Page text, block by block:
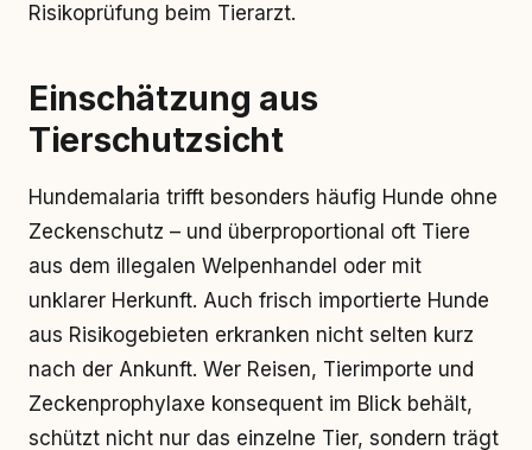
Risikoprüfung beim Tierarzt.
Einschätzung aus
Tierschutzsicht
Hundemalaria trifft besonders häufig Hunde ohne
Zeckenschutz – und überproportional oft Tiere
aus dem illegalen Welpenhandel oder mit
unklarer Herkunft. Auch frisch importierte Hunde
aus Risikogebieten erkranken nicht selten kurz
nach der Ankunft. Wer Reisen, Tierimporte und
Zeckenprophylaxe konsequent im Blick behält,
schützt nicht nur das einzelne Tier, sondern trägt